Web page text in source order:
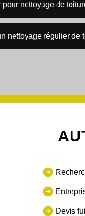
nettoyage de
nettoyage régulier de
Devis